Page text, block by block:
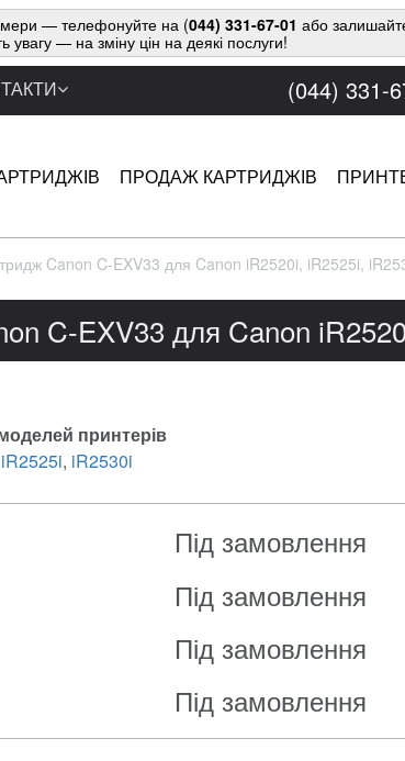
— телефонуйте на (044) 331-67-01 або
увагу — на зміну цін на деякі послуги!
(044) 331-
ПРОДАЖ КАРТРИДЖІВ
Canon C-EXV33 для Canon iR2520i, iR2525i,
C-EXV33 для Canon
принтерів
iR2525i, iR2530i
Під замовлення
Під замовлення
Під замовлення
Під замовлення